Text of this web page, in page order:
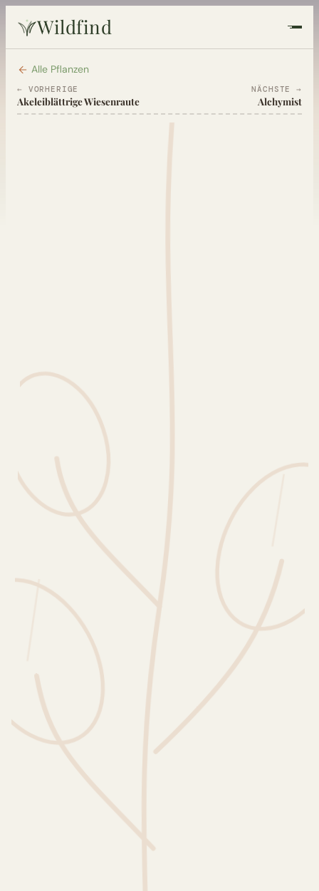
Wildfind
Startseite
Pflanzen
Sammelkalender
Blüten-Finder
Phänologie-Radar
Vogelstimmen
Gartenplaner
Challenges
Wusstest du?
Sammlungen
Selber machen
Alle Pflanzen
← VORHERIGE
Akeleiblättrige Wiesenraute
NÄCHSTE →
Alchymist